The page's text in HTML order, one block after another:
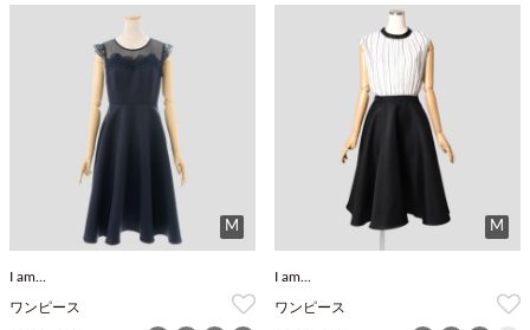
M
I am...
ワンピース
M
I am...
ワンピース